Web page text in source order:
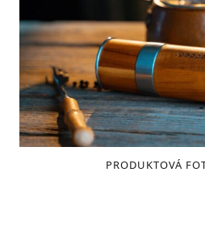
PRODUKTOVÁ